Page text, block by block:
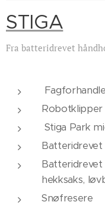
STIGA
Fra batteridrevet
Stiga Park
hekksaks,
Snøfresere